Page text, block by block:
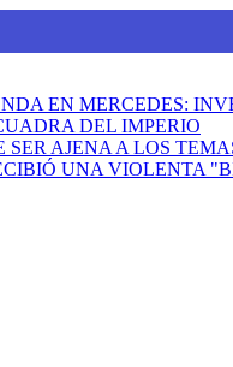
EN MERCEDES:
DEL IMPERIO
AJENA A LOS
UNA VIOLENTA